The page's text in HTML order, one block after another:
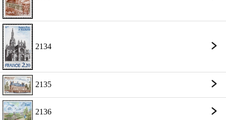
2134
2135
2136